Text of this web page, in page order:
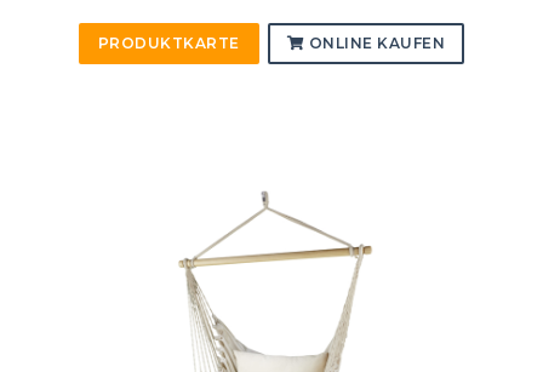
PRODUKTKARTE ONLINE KAUFEN